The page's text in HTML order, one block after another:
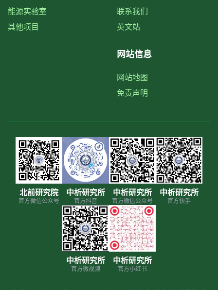
能源实验室
其他项目
联系我们
英文站
网站信息
网站地图
免责声明
北前研究院
官方微信公众号
中析研究所
官方抖音
中析研究所
官方微信公众号
中析研究所
官方快手
中析研究所
官方微视频
中析研究所
官方小红书